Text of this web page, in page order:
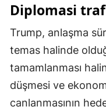
Diplomasi
Trump, anlaşma
temas halinde
tamamlanması
düşmesi ve
canlanmasının